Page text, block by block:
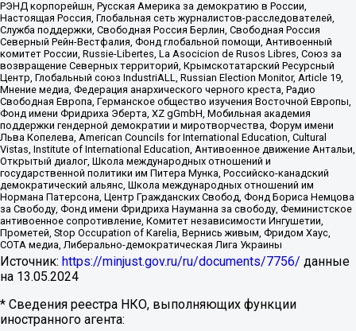
РЭНД корпорейшн, Русская Америка за демократию в России,
Настоящая Россия, Глобальная сеть журналистов-расследователей,
Служба поддержки, Свободная Россия Берлин, Свободная Россия
Северный Рейн-Вестфалия, Фонд глобальной помощи, Антивоенный
комитет России, Russie-Libertes, La Asocicion de Rusos Libres, Союз за
возвращение Северных территорий, Крымскотатарский Ресурсный
Центр, Глобальный союз IndustriALL, Russian Election Monitor, Article 19,
Мнение медиа, Федерация анархического черного креста, Радио
Свободная Европа, Германское общество изучения Восточной Европы,
Фонд имени Фридриха Эберта, XZ gGmbH, Мобильная академия
поддержки гендерной демократии и миротворчества, Форум имени
Льва Копелева, American Councils for International Education, Cultural
Vistas, Institute of International Education, Антивоенное движение Антальи,
Открытый диалог, Школа международных отношений и
государственной политики им Питера Мунка, Российско-канадский
демократический альянс, Школа международных отношений им
Нормана Патерсона, Центр Гражданских Свобод, Фонд Бориса Немцова
за Свободу, Фонд имени Фридриха Науманна за свободу, Феминистское
антивоенное сопротивление, Комитет независимости Ингушетии,
Прометей, Stop Occupation of Karelia, Вернись живым, Фридом Хаус,
СОТА медиа, Либерально-демократическая Лига Украины
Источник: https://minjust.gov.ru/ru/documents/7756/ данные
на 13.05.2024
* Сведения реестра НКО, выполняющих функции
иностранного агента: